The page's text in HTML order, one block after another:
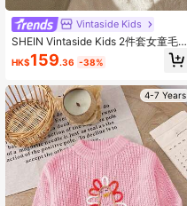
Vintaside Kids
SHEIN Vintaside Kids 2件套女童毛衣
套装，韩版时尚刺绣荷叶边竖纽扣开
衫，搭配同款阔腿裤，清新可爱风
游必备
HK$159.36 -38%
4-7 Years